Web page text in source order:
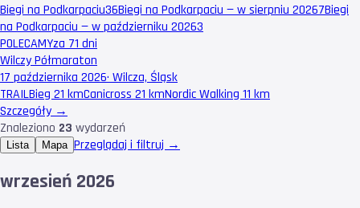
Biegi na Podkarpaciu36Biegi na Podkarpaciu — w sierpniu 20267Biegi
na Podkarpaciu — w październiku 20263
POLECAMYza 71 dni
Wilczy Półmaraton
17 października 2026· Wilcza, Śląsk
TRAILBieg 21 kmCanicross 21 kmNordic Walking 11 km
Szczegóły →
Znaleziono 23 wydarzeń
Lista Mapa Przeglądaj i filtruj →
wrzesień 2026